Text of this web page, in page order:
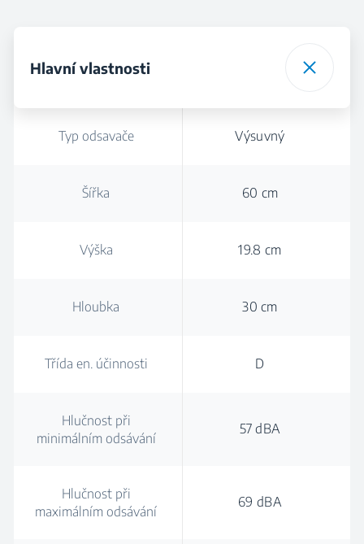
Hlavní vlastnosti
Typ odsavače Výsuvný
Šířka 60 cm
Výška 19.8 cm
Hloubka 30 cm
Třída en. účinnosti D
Hlučnost při
minimálním odsávání
57 dBA
Hlučnost při
maximálním odsávání
69 dBA